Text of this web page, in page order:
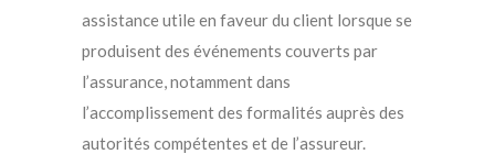
assistance utile en faveur du client lorsque se
produisent des événements couverts par
l’assurance, notamment dans
l’accomplissement des formalités auprès des
autorités compétentes et de l’assureur.